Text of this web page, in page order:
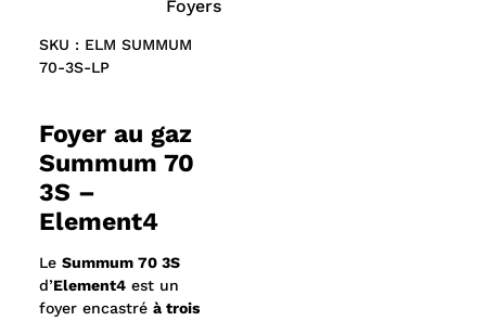
Foyers
SKU : ELM SUMMUM
70-3S-LP
Foyer au gaz
Summum 70
3S –
Element4
LeSummum 70 3S
d’Element4 est un
foyer encastréà trois
Foyer à trois faces compact et raffiné,
idéal pour les espaces modernes et épurés
Particularités :
lumière naturelle et vibrante, tandis que les
bûches décoratives au rendu authentique
reproduisent parfaitement la beauté et la
chaleur d’un véritable feu de bois.